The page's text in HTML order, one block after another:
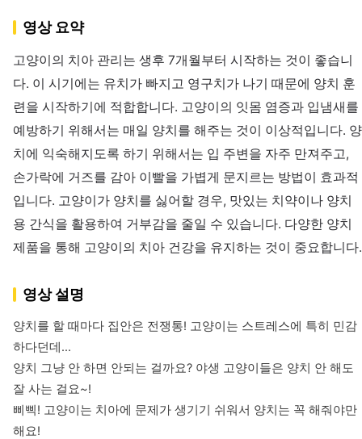
영상 요약
고양이의 치아 관리는 생후 7개월부터 시작하는 것이 좋습니
다. 이 시기에는 유치가 빠지고 영구치가 나기 때문에 양치 훈
련을 시작하기에 적합합니다. 고양이의 잇몸 염증과 입냄새를
예방하기 위해서는 매일 양치를 해주는 것이 이상적입니다. 양
치에 익숙해지도록 하기 위해서는 입 주변을 자주 만져주고,
손가락에 거즈를 감아 이빨을 가볍게 문지르는 방법이 효과적
입니다. 고양이가 양치를 싫어할 경우, 맛있는 치약이나 양치
용 간식을 활용하여 거부감을 줄일 수 있습니다. 다양한 양치
제품을 통해 고양이의 치아 건강을 유지하는 것이 중요합니다.
영상 설명
양치를 할 때마다 집안은 전쟁통! 고양이는 스트레스에 특히 민감
하다던데...
양치 그냥 안 하면 안되는 걸까요? 야생 고양이들은 양치 안 해도
잘 사는 걸요~!
삐삑! 고양이는 치아에 문제가 생기기 쉬워서 양치는 꼭 해줘야만
해요!